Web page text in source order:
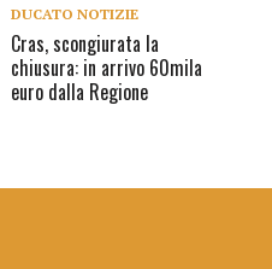
DUCATO NOTIZIE
Cras, scongiurata la
chiusura: in arrivo 60mila
euro dalla Regione